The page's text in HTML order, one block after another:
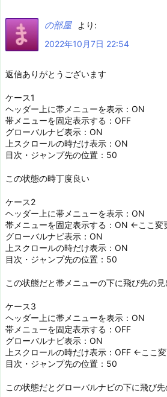
の部屋
より:
2022年10月7日 22:54
返信ありがとうございます
ケース1
ヘッダー上に帯メニューを表示：ON
帯メニューを固定表示する：OFF
グローバルナビ表示：ON
上スクロールの時だけ表示：ON
目次・ジャンプ先の位置：50
この状態の時丁度良い
ケース2
ヘッダー上に帯メニューを表示：ON
帯メニューを固定表示する：ON ←ここ変
グローバルナビ表示：ON
上スクロールの時だけ表示：ON
目次・ジャンプ先の位置：50
この状態だと帯メニューの下に飛び先の
ケース3
ヘッダー上に帯メニューを表示：ON
帯メニューを固定表示する：OFF
グローバルナビ表示：ON
上スクロールの時だけ表示：OFF ←ここ
目次・ジャンプ先の位置：50
この状態だとグローバルナビの下に飛び